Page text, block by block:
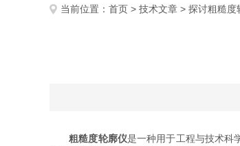
当前位置： 首页 > 技术文章 > 探讨粗糙度
粗糙度轮廓仪是一种用于工程与技术科